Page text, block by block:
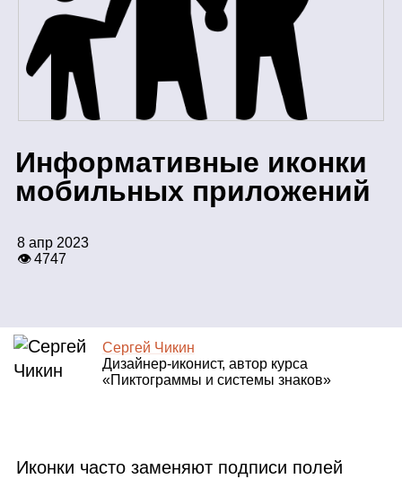
Информативные иконки
мобильных приложений
8 апр 2023
👁 4747
Сергей Чикин
Дизайнер‑иконист, автор курса
«Пиктограммы и системы знаков»
Иконки часто заменяют подписи полей